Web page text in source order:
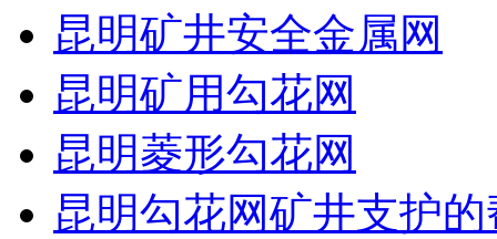
昆明矿井安全金属网
昆明矿用勾花网
昆明菱形勾花网
昆明勾花网矿井支护